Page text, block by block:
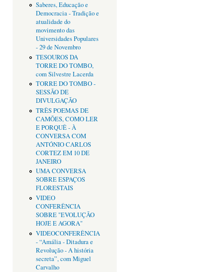
Saberes, Educação e
Democracia - Tradição e
atualidade do
movimento das
Universidades Populares
- 29 de Novembro
TESOUROS DA
TORRE DO TOMBO,
com Silvestre Lacerda
TORRE DO TOMBO -
SESSÃO DE
DIVULGAÇÃO
TRÊS POEMAS DE
CAMÕES, COMO LER
E PORQUÊ - À
CONVERSA COM
ANTÓNIO CARLOS
CORTEZ EM 10 DE
JANEIRO
UMA CONVERSA
SOBRE ESPAÇOS
FLORESTAIS
VIDEO
CONFERÊNCIA
SOBRE "EVOLUÇÃO
HOJE E AGORA"
VIDEOCONFERÊNCIA
- “Amália - Ditadura e
Revolução - A história
secreta”, com Miguel
Carvalho